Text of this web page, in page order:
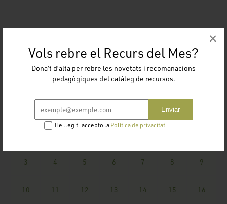
Vols rebre el Recurs del Mes?
Dona’t d’alta per rebre les novetats i recomanacions
pedagògiques del catàleg de recursos.
Enviar
He llegit i accepto la Política de privacitat
×
CALENDARI DISPONIBILITAT
Agost 2026
Dm Dc Dj Ds
3 4 5 6 7 8 9
10 11 12 13 14 15 16